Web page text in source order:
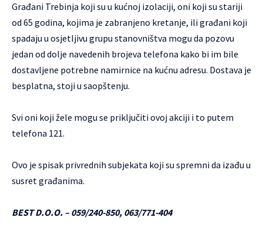
Građani Trebinja koji su u kućnoj izolaciji, oni koji su stariji
od 65 godina, kojima je zabranjeno kretanje, ili građani koji
spadaju u osjetljivu grupu stanovništva mogu da pozovu
jedan od dolje navedenih brojeva telefona kako bi im bile
dostavljene potrebne namirnice na kućnu adresu. Dostava je
besplatna, stoji u saopštenju.
Svi oni koji žele mogu se priključiti ovoj akciji i to putem
telefona 121.
Ovo je spisak privrednih subjekata koji su spremni da izađu u
susret građanima.
BEST D.O.O. – 059/240-850, 063/771-404